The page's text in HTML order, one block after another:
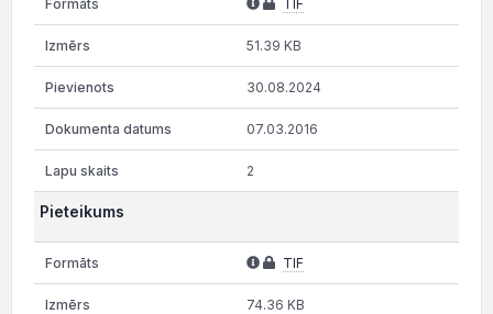
TIF
51.39 KB
30.08.2024
07.03.2016
2
Pieteikums
TIF
74.36 KB